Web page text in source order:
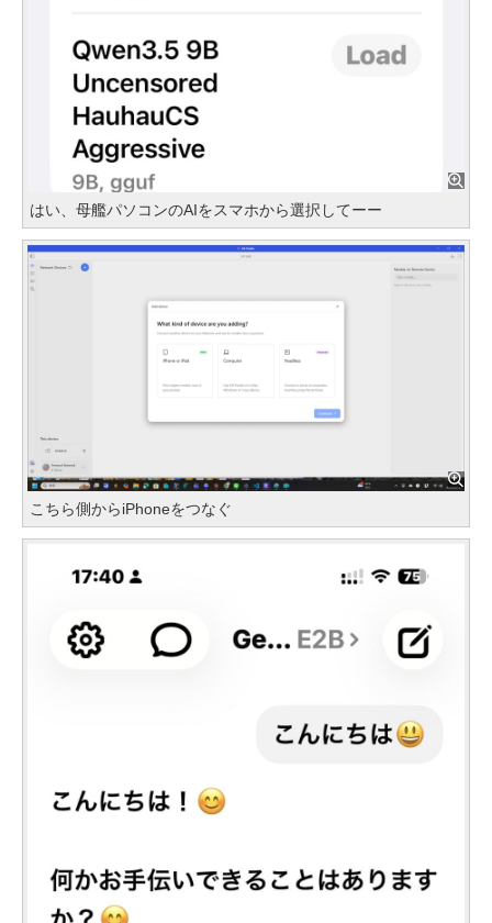
はい、母艦パソコンのAIをスマホから選択してーー
こちら側からiPhoneをつなぐ